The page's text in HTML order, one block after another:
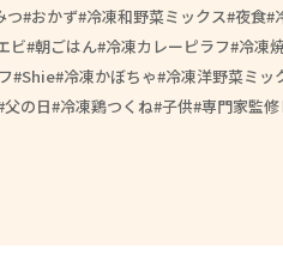
つ おかず 冷凍和野菜ミックス 夜食
ビ 朝ごはん 冷凍カレーピラフ 冷凍
Shie 冷凍かぼちゃ 冷凍洋野菜ミッ
父の日 冷凍鶏つくね 子供 専門家監